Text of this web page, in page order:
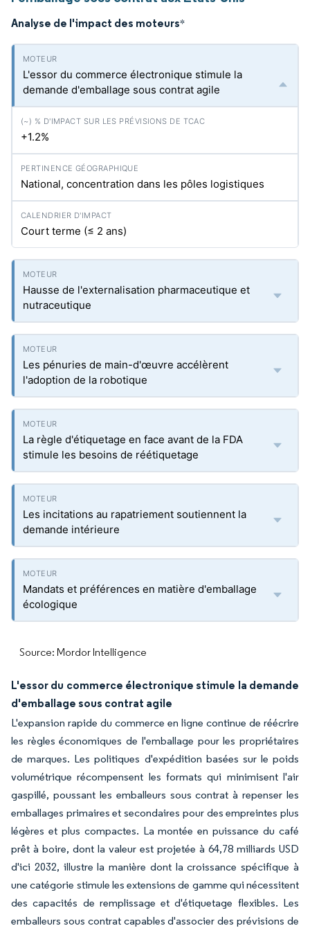
Analyse de l'impact des moteurs*
L'essor du commerce électronique stimule la
demande d'emballage sous contrat agile
+1.2%
National, concentration dans les pôles logistiques
Court terme (≤ 2 ans)
Hausse de l'externalisation pharmaceutique et
nutraceutique
Les pénuries de main-d'œuvre accélèrent
l'adoption de la robotique
La règle d'étiquetage en face avant de la FDA
stimule les besoins de réétiquetage
Les incitations au rapatriement soutiennent la
demande intérieure
Mandats et préférences en matière d'emballage
écologique
Source: Mordor Intelligence
L'essor du commerce électronique stimule la demande
d'emballage sous contrat agile
L'expansion rapide du commerce en ligne continue de réécrire
les règles économiques de l'emballage pour les propriétaires
de marques. Les politiques d'expédition basées sur le poids
volumétrique récompensent les formats qui minimisent l'air
gaspillé, poussant les emballeurs sous contrat à repenser les
emballages primaires et secondaires pour des empreintes plus
légères et plus compactes. La montée en puissance du café
prêt à boire, dont la valeur est projetée à 64,78 milliards USD
d'ici 2032, illustre la manière dont la croissance spécifique à
une catégorie stimule les extensions de gamme qui nécessitent
des capacités de remplissage et d'étiquetage flexibles. Les
emballeurs sous contrat capables d'associer des prévisions de